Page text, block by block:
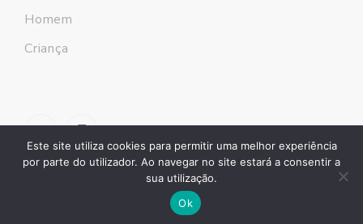
Homem
Criança
Este site utiliza cookies para permitir uma melhor experiência
por parte do utilizador. Ao navegar no site estará a consentir a
sua utilização.
Ok